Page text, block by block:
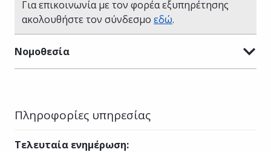
Για επικοινωνία με τον φορέα εξυπηρέτησης
ακολουθήστε τον σύνδεσμο εδώ.
Νομοθεσία
Πληροφορίες υπηρεσίας
Τελευταία ενημέρωση: